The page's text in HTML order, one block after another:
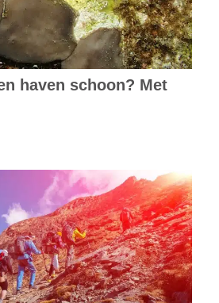
haven schoon? Met